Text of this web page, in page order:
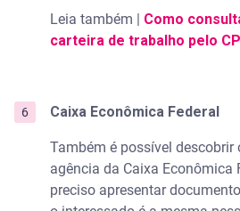
Leia também | Como
carteira de trabalho pelo
Caixa Econômica Federal
Também é possível descobrir
agência da Caixa Econômica
preciso apresentar